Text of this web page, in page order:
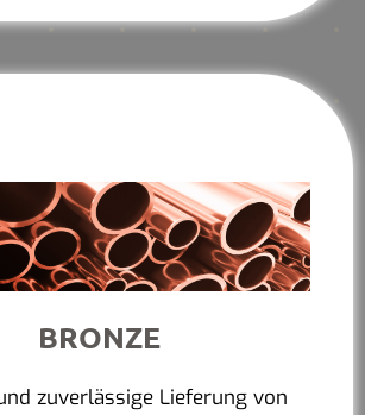
BRONZE
zuverlässige Lieferung von